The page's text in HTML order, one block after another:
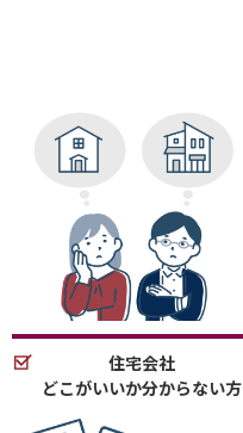
住宅会社
どこがいいか分からない方